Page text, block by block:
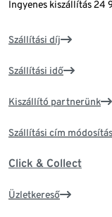
Ingyenes kiszállítás 24
Szállítási díj
Szállítási idő
Kiszállító partnerünk
Szállítási cím
Click & Collect
Üzletkereső